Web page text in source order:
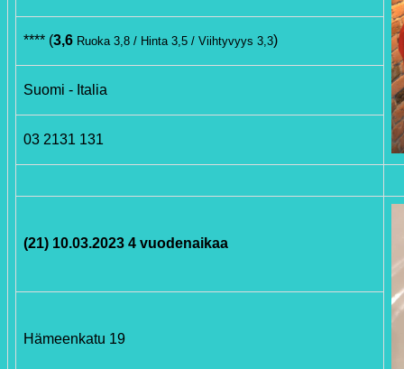
**** (3,6 Ruoka 3,8 / Hinta 3,5 / Viihtyvyys 3,3)
Suomi - Italia
03 2131 131
(21) 10.03.2023 4 vuodenaikaa
Hämeenkatu 19